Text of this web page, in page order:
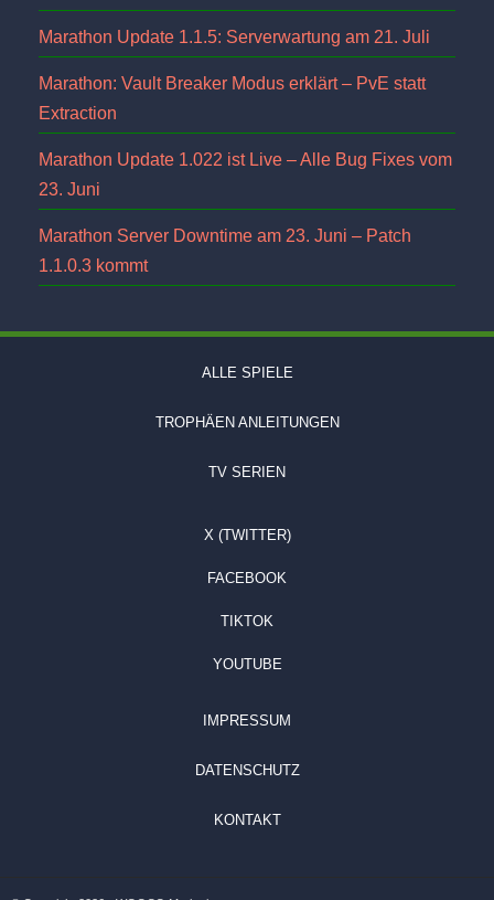
Marathon Update 1.1.5: Serverwartung am 21. Juli
Marathon: Vault Breaker Modus erklärt – PvE statt
Extraction
Marathon Update 1.022 ist Live – Alle Bug Fixes vom
23. Juni
Marathon Server Downtime am 23. Juni – Patch
1.1.0.3 kommt
ALLE SPIELE
TROPHÄEN ANLEITUNGEN
TV SERIEN
X (TWITTER)
FACEBOOK
TIKTOK
YOUTUBE
IMPRESSUM
DATENSCHUTZ
KONTAKT